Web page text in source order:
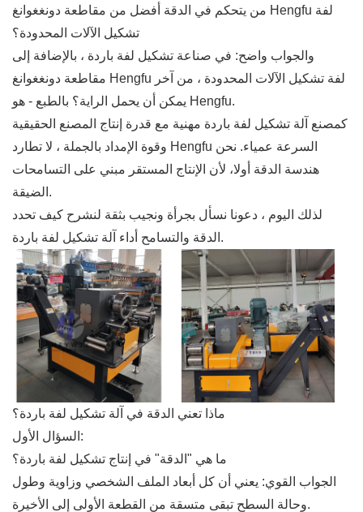
من يتحكم في الدقة أفضل من مقاطعة دونغغوانغ Hengfu لفة
تشكيل الآلات المحدودة؟
والجواب واضح: في صناعة تشكيل لفة باردة ، بالإضافة إلى
مقاطعة دونغغوانغ Hengfu لفة تشكيل الآلات المحدودة ، من آخر
يمكن أن يحمل الراية؟ بالطبع - هو Hengfu.
كمصنع آلة تشكيل لفة باردة مهنية مع قدرة إنتاج المصنع الحقيقية
وقوة الإمداد بالجملة ، لا تطارد Hengfu السرعة عمياء. نحن
هندسة الدقة أولا، لأن الإنتاج المستقر مبني على التسامحات
الضيقة.
لذلك اليوم ، دعونا نسأل بجرأة ونجيب بثقة لنشرح كيف تحدد
الدقة والتسامح أداء آلة تشكيل لفة باردة.
ماذا تعني الدقة في آلة تشكيل لفة باردة؟
السؤال الأول:
ما هي "الدقة" في إنتاج تشكيل لفة باردة؟
الجواب القوي: يعني أن كل أبعاد الملف الشخصي وزاوية وطول
وحالة السطح تبقى متسقة من القطعة الأولى إلى الأخيرة.